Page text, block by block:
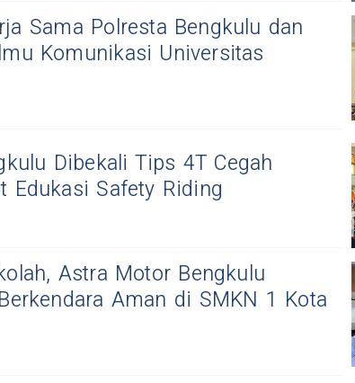
Sama Polresta Bengkulu dan
Komunikasi Universitas
Dibekali Tips 4T Cegah
Edukasi Safety Riding
Astra Motor Bengkulu
Aman di SMKN 1 Kota